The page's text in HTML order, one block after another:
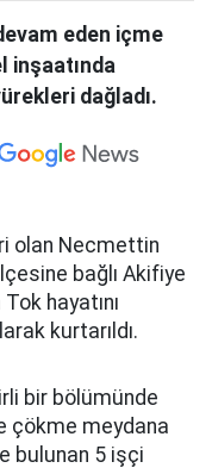
eden içme
inşaatında
dağladı.
olan Necmettin
bağlı Akifiye
hayatını
kurtarıldı.
bir bölümünde
çökme meydana
bulunan 5 işçi